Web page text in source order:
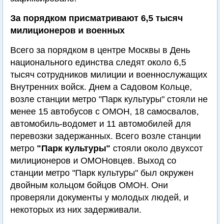
За порядком присматривают 6,5 тысяч
милиционеров и военных
Всего за порядком в центре Москвы в День
национального единства следят около 6,5
тысяч сотрудников милиции и военнослужащих
Внутренних войск. Днем а Садовом Кольце,
возле станции метро "Парк культуры" стояли не
менее 15 автобусов с ОМОН, 18 самосвалов,
автомобиль-водомет и 11 автомобилей для
перевозки задержанных. Всего возле станции
метро "Парк культуры" стояли около двухсот
милиционеров и ОМОНовцев. Выход со
станции метро "Парк культуры" был окружен
двойным кольцом бойцов ОМОН. Они
проверяли документы у молодых людей, и
некоторых из них задерживали.